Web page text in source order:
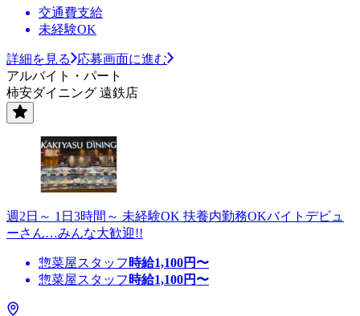
交通費支給
未経験OK
詳細を見る
応募画面に進む
アルバイト・パート
柿安ダイニング 遠鉄店
週2日～ 1日3時間～ 未経験OK 扶養内勤務OKバイトデビュ
ーさん…みんな大歓迎!!
惣菜屋スタッフ 時給1,100円〜
惣菜屋スタッフ 時給1,100円〜